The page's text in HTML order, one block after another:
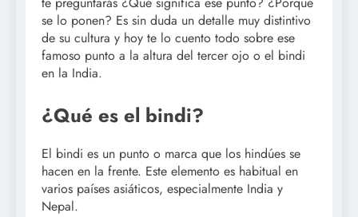
se lo ponen? Es sin duda un detalle muy distintivo
de su cultura y hoy te lo cuento todo sobre ese
famoso punto a la altura del tercer ojo o el bindi
en la India.
¿Qué es el bindi?
El bindi es un punto o marca que los hindúes se
hacen en la frente. Este elemento es habitual en
varios países asiáticos, especialmente India y
Nepal.